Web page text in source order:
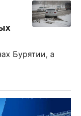
Бурятии, а